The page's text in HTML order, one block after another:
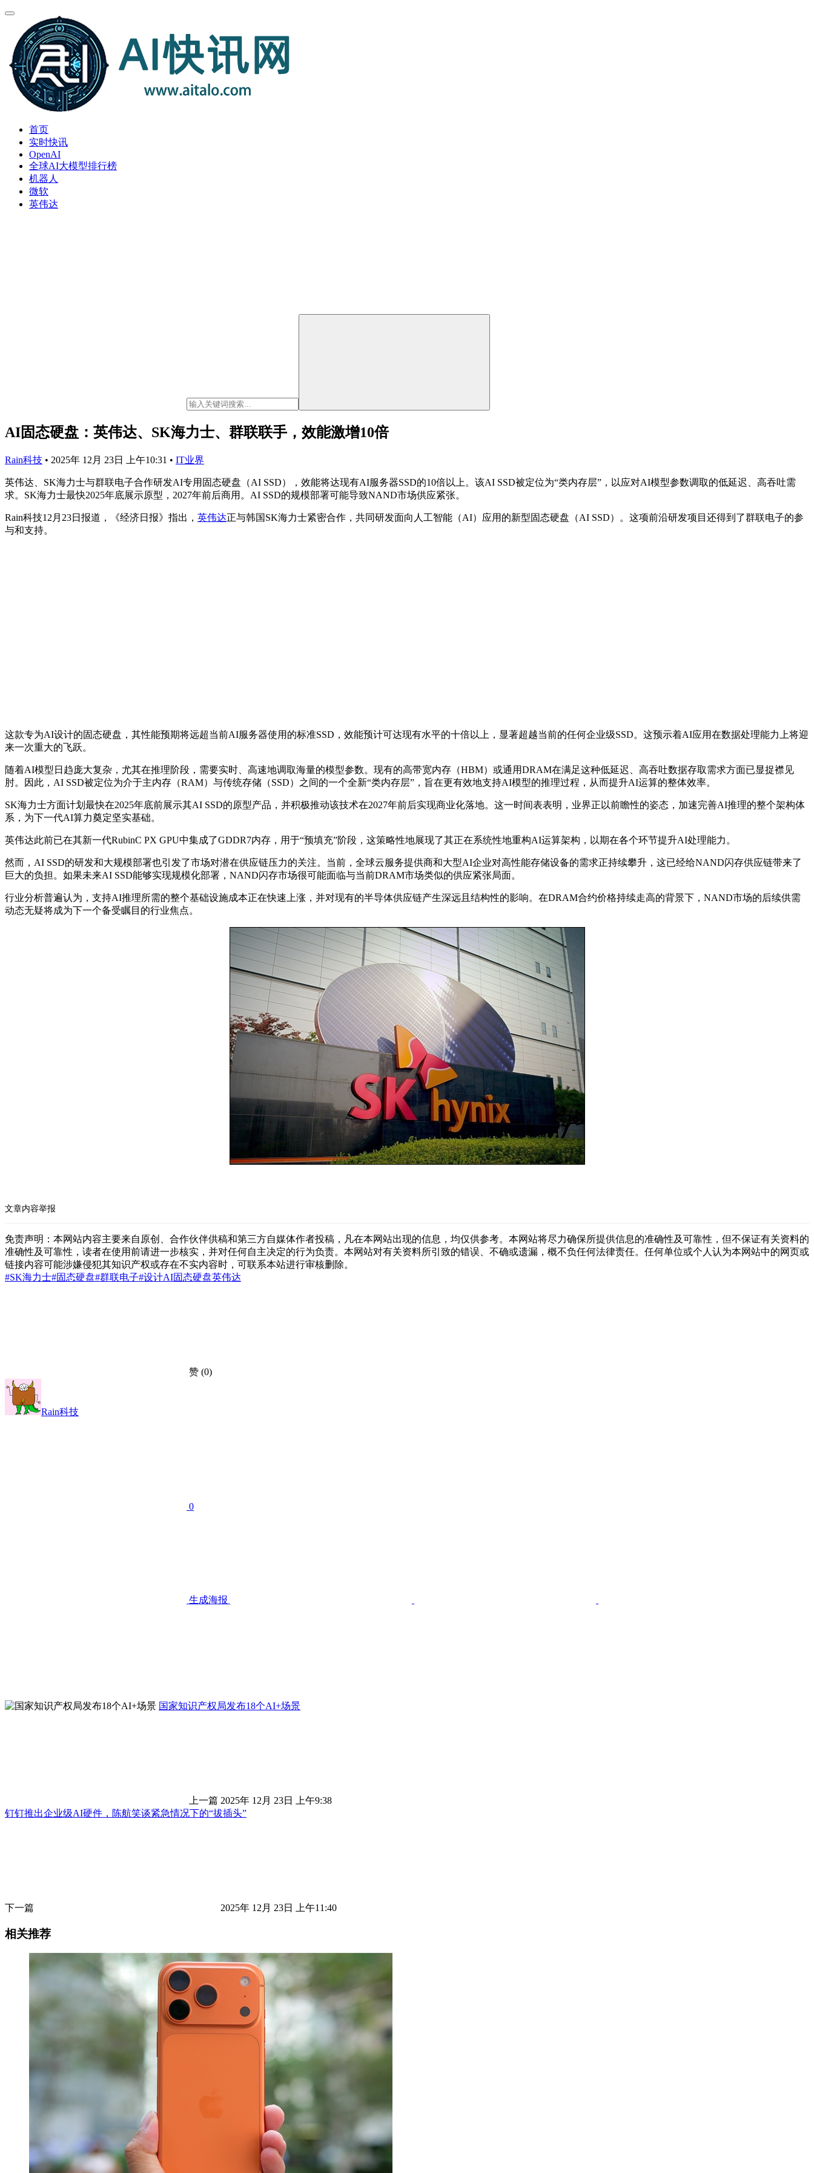
首页
实时快讯
OpenAI
全球AI大模型排行榜
机器人
微软
英伟达
AI固态硬盘：英伟达、SK海力士、群联联手，效能激增10倍
Rain科技 • 2025年 12月 23日 上午10:31 • IT业界
英伟达、SK海力士与群联电子合作研发AI专用固态硬盘（AI SSD），效能将达现有AI服务器SSD的10倍以上。该AI SSD被定位为“类内存层”，以应对AI模型参数调取的低延迟、高吞吐需
求。SK海力士最快2025年底展示原型，2027年前后商用。AI SSD的规模部署可能导致NAND市场供应紧张。
Rain科技12月23日报道，《经济日报》指出， 英伟达正与韩国SK海力士紧密合作，共同研发面向人工智能（AI）应用的新型固态硬盘（AI SSD）。这项前沿研发项目还得到了群联电子的参
与和支持。
这款专为AI设计的固态硬盘，其性能预期将远超当前AI服务器使用的标准SSD，效能预计可达现有水平的十倍以上，显著超越当前的任何企业级SSD。这预示着AI应用在数据处理能力上将迎
来一次重大的飞跃。
随着AI模型日趋庞大复杂，尤其在推理阶段，需要实时、高速地调取海量的模型参数。现有的高带宽内存（HBM）或通用DRAM在满足这种低延迟、高吞吐数据存取需求方面已显捉襟见
肘。因此，AI SSD被定位为介于主内存（RAM）与传统存储（SSD）之间的一个全新“类内存层”，旨在更有效地支持AI模型的推理过程，从而提升AI运算的整体效率。
SK海力士方面计划最快在2025年底前展示其AI SSD的原型产品，并积极推动该技术在2027年前后实现商业化落地。这一时间表表明，业界正以前瞻性的姿态，加速完善AI推理的整个架构体
系，为下一代AI算力奠定坚实基础。
英伟达此前已在其新一代RubinC PX GPU中集成了GDDR7内存，用于“预填充”阶段，这策略性地展现了其正在系统性地重构AI运算架构，以期在各个环节提升AI处理能力。
然而，AI SSD的研发和大规模部署也引发了市场对潜在供应链压力的关注。当前，全球云服务提供商和大型AI企业对高性能存储设备的需求正持续攀升，这已经给NAND闪存供应链带来了
巨大的负担。如果未来AI SSD能够实现规模化部署，NAND闪存市场很可能面临与当前DRAM市场类似的供应紧张局面。
行业分析普遍认为，支持AI推理所需的整个基础设施成本正在快速上涨，并对现有的半导体供应链产生深远且结构性的影响。在DRAM合约价格持续走高的背景下，NAND市场的后续供需
动态无疑将成为下一个备受瞩目的行业焦点。
文章内容举报
免责声明：本网站内容主要来自原创、合作伙伴供稿和第三方自媒体作者投稿，凡在本网站出现的信息，均仅供参考。本网站将尽力确保所提供信息的准确性及可靠性，但不保证有关资料的
准确性及可靠性，读者在使用前请进一步核实，并对任何自主决定的行为负责。本网站对有关资料所引致的错误、不确或遗漏，概不负任何法律责任。任何单位或个人认为本网站中的网页或
链接内容可能涉嫌侵犯其知识产权或存在不实内容时，可联系本站进行审核删除。
#SK海力士#固态硬盘#群联电子#设计AI固态硬盘英伟达
赞 (0)
Rain科技
0
生成海报
国家知识产权局发布18个AI+场景
上一篇 2025年 12月 23日 上午9:38
钉钉推出企业级AI硬件，陈航笑谈紧急情况下的“拔插头”
下一篇 2025年 12月 23日 上午11:40
相关推荐